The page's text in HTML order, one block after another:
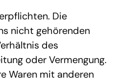
Die
nicht gehörenden
des
oder Vermengung.
Waren mit anderen